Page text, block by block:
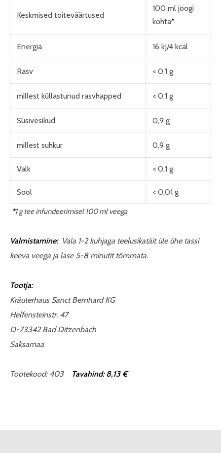
Keskmised toiteväärtused
100 ml joogi
kohta*
Energia 16 kJ/4 kcal
Rasv < 0,1 g
millest küllastunud rasvhapped < 0,1 g
Süsivesikud 0,9 g
millest suhkur 0,9 g
Valk < 0,1 g
Sool < 0,01 g
*1 g tee infundeerimisel 100 ml veega
Valmistamine: Vala 1-2 kuhjaga teelusikatäit üle ühe tassi
keeva veega ja lase 5-8 minutit tõmmata.
Tootja:
Kräuterhaus Sanct Bernhard KG
Helfensteinstr. 47
D-73342 Bad Ditzenbach
Saksamaa
Tootekood: 403 Tavahind: 8,13 €